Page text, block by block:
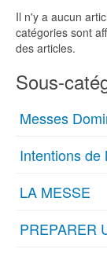
Il n'y a aucun
catégories sont
des articles.
Sous-
Messes
Intentions de
LA MESSE
PREPARER